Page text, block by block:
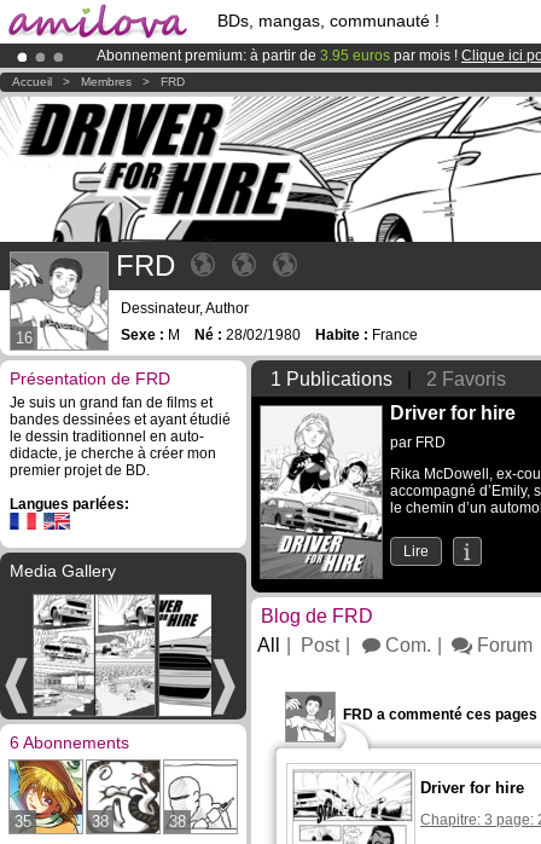
BDs, mangas, communauté !
Abonnement premium: à partir de 3.95 euros par mois ! Clique ici
Déjà 100000membreset 1000BDs & Mangas!
LeKickstarter Amilova est désormais lancé!.
Accueil > Membres > FRD
16
FRD
Dessinateur, Author
Sexe : M Né : 28/02/1980 Habite : France
Présentation de FRD
Je suis un grand fan de films et
bandes dessinées et ayant étudié
le dessin traditionnel en auto-
didacte, je cherche à créer mon
premier projet de BD.
Langues parlées:
Media Gallery
6 Abonnements
35 38 38
1 Publications
2 Favoris
Driver for hire
par FRD
Rika McDowell, ex-
accompagné d’Emily,
le chemin d’un
Lire
Blog de FRD
All
Post Com. Forum
FRD a commenté ces pages
Driver for hire
Chapitre: 3 page: